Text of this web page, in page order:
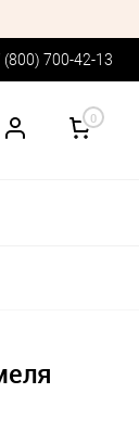
(800) 700-42-13
0